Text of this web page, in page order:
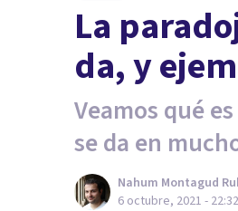
La
da, y
Veamos qué
se da en
Nahum Montagud
6 octubre, 2021 - 22:32